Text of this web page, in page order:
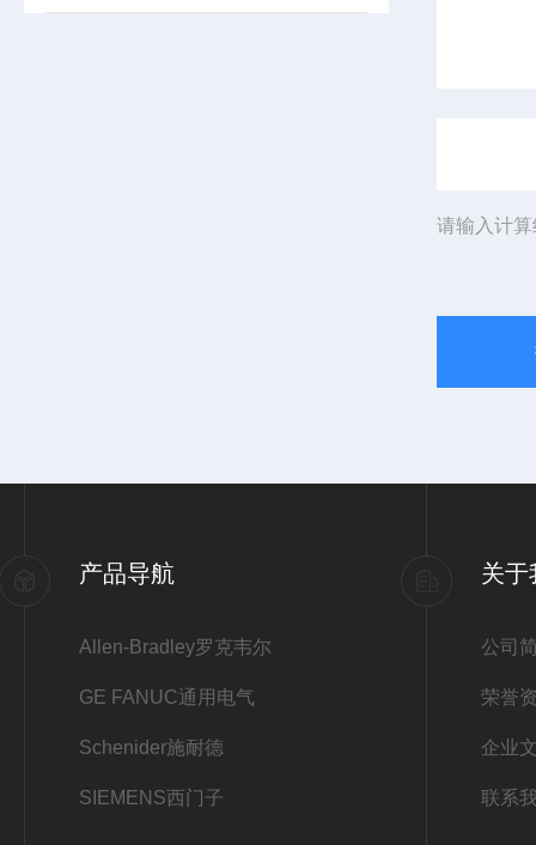
请输入计
产品导航
Allen-Bradley罗克韦尔
GE FANUC通用电气
Schenider施耐德
SIEMENS西门子
关于
公司
荣誉
企业
联系